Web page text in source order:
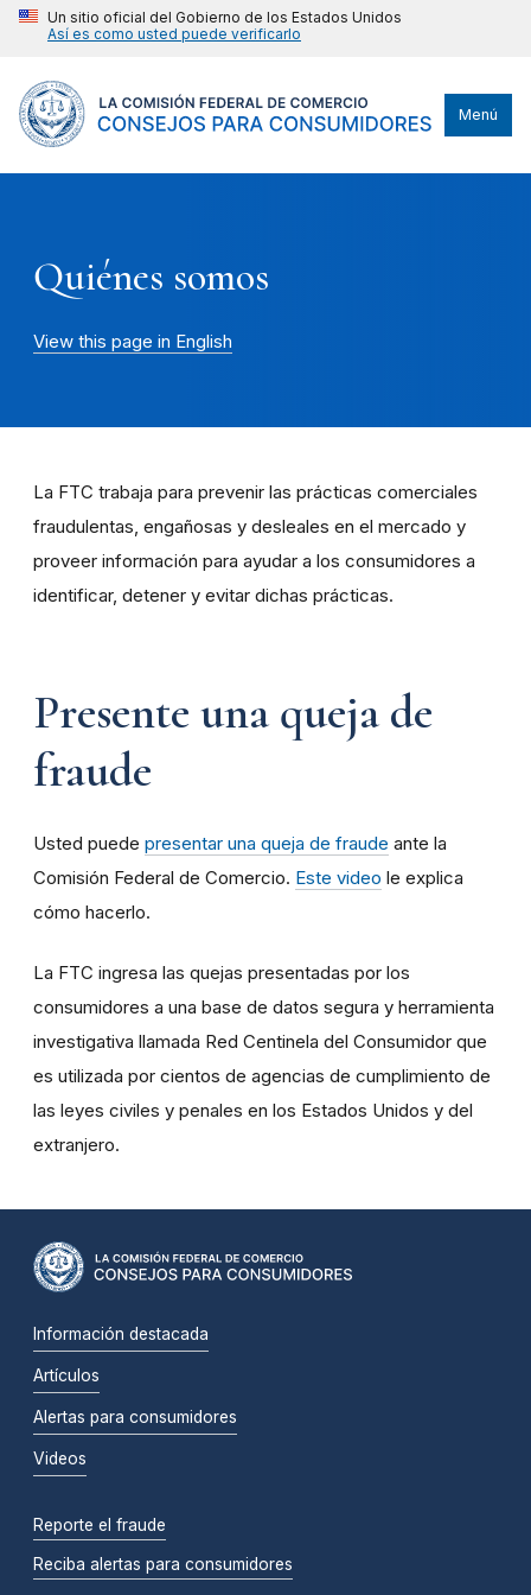
Un sitio oficial del Gobierno de los Estados Unidos
Así es como usted puede verificarlo
Menú
Quiénes somos
View this page in English
La FTC trabaja para prevenir las prácticas comerciales
fraudulentas, engañosas y desleales en el mercado y
proveer información para ayudar a los consumidores a
identificar, detener y evitar dichas prácticas.
Presente una queja de
fraude
Usted puede presentar una queja de fraude ante la
Comisión Federal de Comercio. Este video le explica
cómo hacerlo.
La FTC ingresa las quejas presentadas por los
consumidores a una base de datos segura y herramienta
investigativa llamada Red Centinela del Consumidor que
es utilizada por cientos de agencias de cumplimiento de
las leyes civiles y penales en los Estados Unidos y del
extranjero.
Información destacada
Artículos
Alertas para consumidores
Videos
Reporte el fraude
Reciba alertas para consumidores